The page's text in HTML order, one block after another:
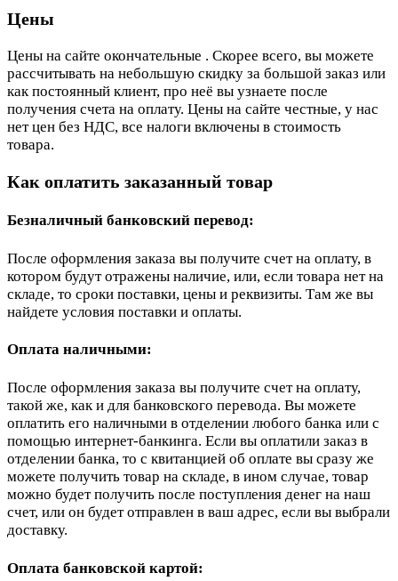
Цены
Цены на сайте окончательные . Скорее всего, вы можете
рассчитывать на небольшую скидку за большой заказ или
как постоянный клиент, про неё вы узнаете после
получения счета на оплату. Цены на сайте честные, у нас
нет цен без НДС, все налоги включены в стоимость
товара.
Как оплатить заказанный товар
Безналичный банковский перевод:
После оформления заказа вы получите счет на оплату, в
котором будут отражены наличие, или, если товара нет на
складе, то сроки поставки, цены и реквизиты. Там же вы
найдете условия поставки и оплаты.
Оплата наличными:
После оформления заказа вы получите счет на оплату,
такой же, как и для банковского перевода. Вы можете
оплатить его наличными в отделении любого банка или с
помощью интернет-банкинга. Если вы оплатили заказ в
отделении банка, то с квитанцией об оплате вы сразу же
можете получить товар на складе, в ином случае, товар
можно будет получить после поступления денег на наш
счет, или он будет отправлен в ваш адрес, если вы выбрали
доставку.
Оплата банковской картой: